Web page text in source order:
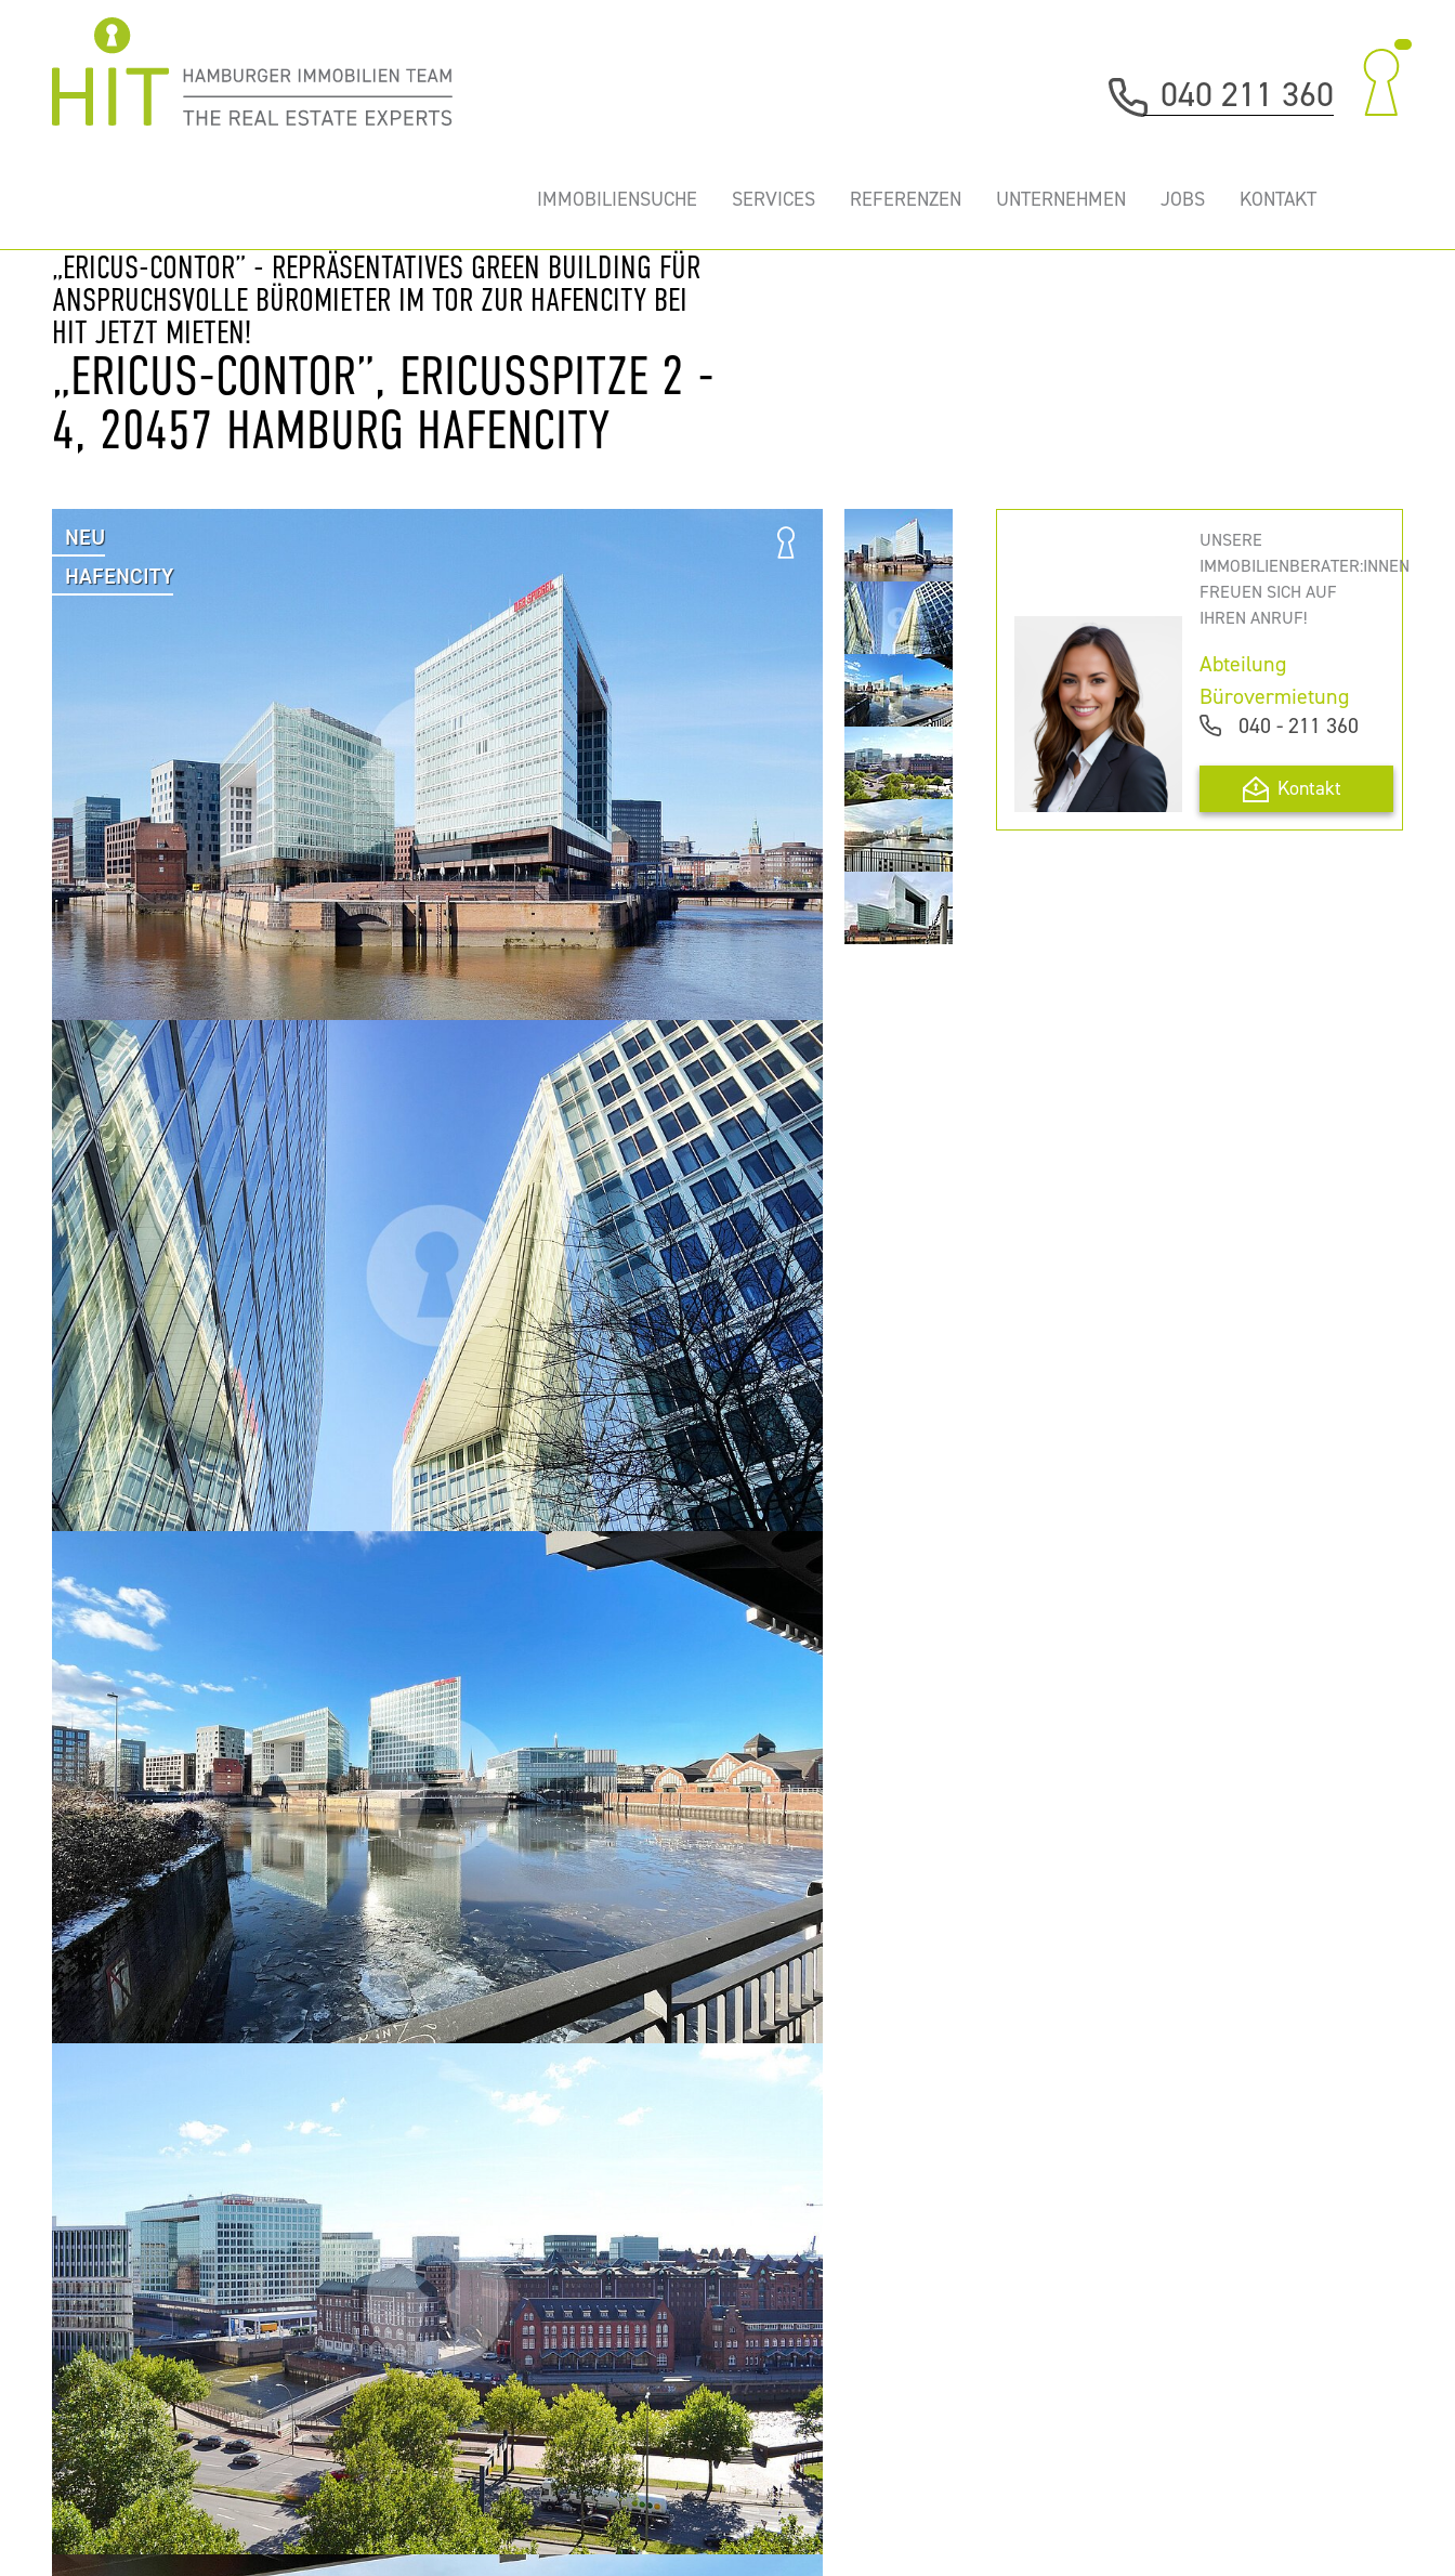
040 211 360
IMMOBILIENSUCHE SERVICES REFERENZEN UNTERNEHMEN JOBS KONTAKT
„ERICUS-CONTOR” - REPRÄSENTATIVES GREEN BUILDING FÜR
ANSPRUCHSVOLLE BÜROMIETER IM TOR ZUR HAFENCITY BEI
HIT JETZT MIETEN!
„ERICUS-CONTOR”, ERICUSSPITZE 2 -
4, 20457 HAMBURG HAFENCITY
NEU
HAFENCITY
UNSERE
IMMOBILIENBERATER:INNEN
FREUEN SICH AUF
IHREN ANRUF!
Abteilung
Bürovermietung
040 - 211 360
Kontakt